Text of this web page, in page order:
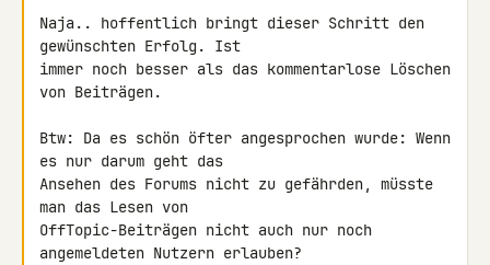
Naja.. hoffentlich bringt dieser Schritt den
gewünschten Erfolg. Ist
immer noch besser als das kommentarlose Löschen
von Beiträgen.
Btw: Da es schön öfter angesprochen wurde: Wenn
es nur darum geht das
Ansehen des Forums nicht zu gefährden, müsste
man das Lesen von
OffTopic-Beiträgen nicht auch nur noch
angemeldeten Nutzern erlauben?